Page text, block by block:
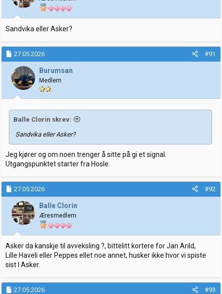
Sandvika eller Asker?
27.05.2026 #91
Burumsan
Medlem
Balle Clorin skrev:
Sandvika eller Asker?
Jeg kjører og om noen trenger å sitte på gi et signal.
Utgangspunktet starter fra Hosle.
27.05.2026 #92
Balle Clorin
Æresmedlem
Asker da kanskje til avveksling ?, bittelitt kortere for Jan Arild,
Lille Haveli eller Peppes ellet noe annet, husker ikke hvor vi spiste
sist I Asker.
27.05.2026 #93